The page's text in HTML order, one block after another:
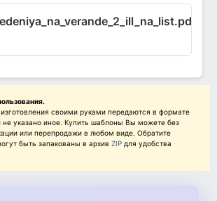
своими руками передаются в формате
не указано иное. Купить шаблоны Вы можете без
или перепродажи в любом виде. Обратите
быть запакованы в архив ZIP для удобства